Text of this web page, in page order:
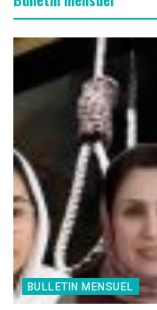
BULLETIN MENSUEL